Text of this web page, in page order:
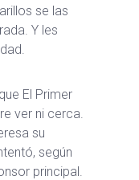
se las
Y les
El Primer
ver ni cerca.
su
según
principal.